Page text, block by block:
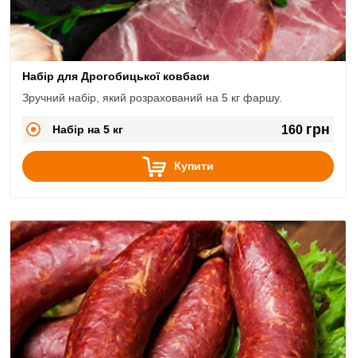
Набір для Дрогобицької ковбаси
Зручний набір, який розрахований на 5 кг фаршу.
Набір на 5 кг 160 грн
Купити